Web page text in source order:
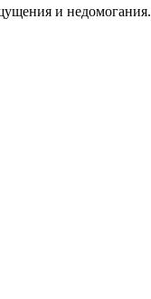
и недомогания.